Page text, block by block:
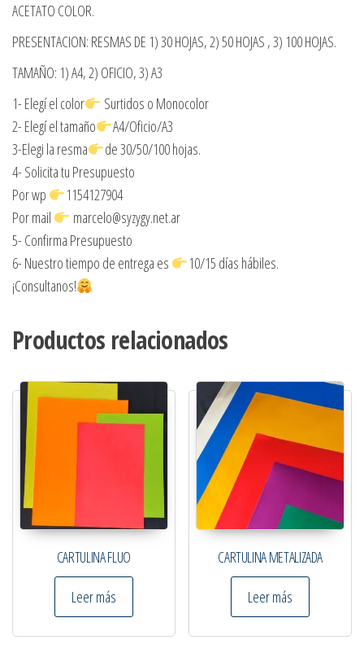
ACETATO COLOR.
PRESENTACION: RESMAS DE 1) 30 HOJAS, 2) 50 HOJAS , 3) 100 HOJAS.
TAMAÑO: 1) A4, 2) OFICIO, 3) A3
1- Elegí el color
Surtidos o Monocolor
2- Elegí el tamaño
A4/Oficio/A3
3-Elegi la resma
de 30/50/100 hojas.
4- Solicita tu Presupuesto
Por wp
1154127904
Por mail
marcelo@syzygy.net.ar
5- Confirma Presupuesto
6- Nuestro tiempo de entrega es
10/15 días hábiles.
¡Consultanos!
Productos relacionados
CARTULINA FLUO
Leer más
CARTULINA METALIZADA
Leer más